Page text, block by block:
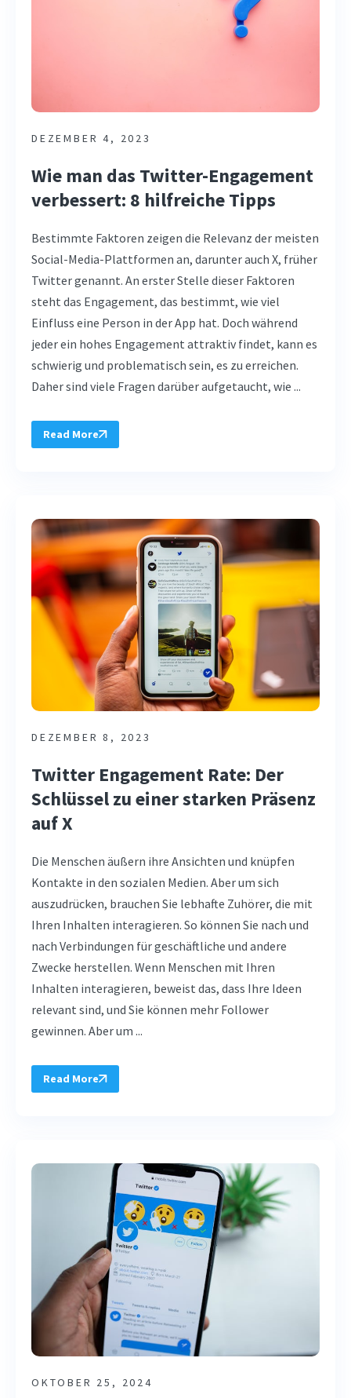
DEZEMBER 4, 2023
Wie man das Twitter-Engagement
verbessert: 8 hilfreiche Tipps
Bestimmte Faktoren zeigen die Relevanz der meisten
Social-Media-Plattformen an, darunter auch X, früher
Twitter genannt. An erster Stelle dieser Faktoren
steht das Engagement, das bestimmt, wie viel
Einfluss eine Person in der App hat. Doch während
jeder ein hohes Engagement attraktiv findet, kann es
schwierig und problematisch sein, es zu erreichen.
Daher sind viele Fragen darüber aufgetaucht, wie ...
Read More
DEZEMBER 8, 2023
Twitter Engagement Rate: Der
Schlüssel zu einer starken Präsenz
auf X
Die Menschen äußern ihre Ansichten und knüpfen
Kontakte in den sozialen Medien. Aber um sich
auszudrücken, brauchen Sie lebhafte Zuhörer, die mit
Ihren Inhalten interagieren. So können Sie nach und
nach Verbindungen für geschäftliche und andere
Zwecke herstellen. Wenn Menschen mit Ihren
Inhalten interagieren, beweist das, dass Ihre Ideen
relevant sind, und Sie können mehr Follower
gewinnen. Aber um ...
Read More
OKTOBER 25, 2024